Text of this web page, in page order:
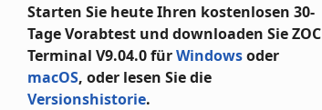
Starten Sie heute Ihren kostenlosen 30-
Tage Vorabtest und downloaden Sie ZOC
Terminal V9.04.0 fürWindowsoder
macOS, oder lesen Sie die
Versionshistorie.